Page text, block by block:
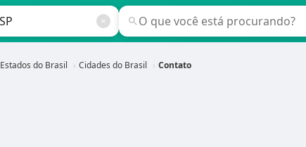
Estados do Brasil Cidades do Brasil Contato